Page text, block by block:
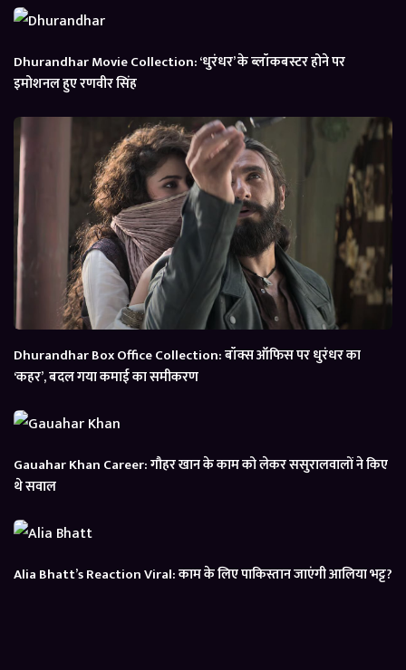
Dhurandhar Movie Collection: ‘धुरंधर’ के ब्लॉकबस्टर होने पर
इमोशनल हुए रणवीर सिंह
Dhurandhar Box Office Collection: बॉक्स ऑफिस पर धुरंधर का
‘कहर’, बदल गया कमाई का समीकरण
Gauahar Khan Career: गौहर खान के काम को लेकर ससुरालवालों ने किए
थे सवाल
Alia Bhatt’s Reaction Viral: काम के लिए पाकिस्तान जाएंगी आलिया भट्ट?